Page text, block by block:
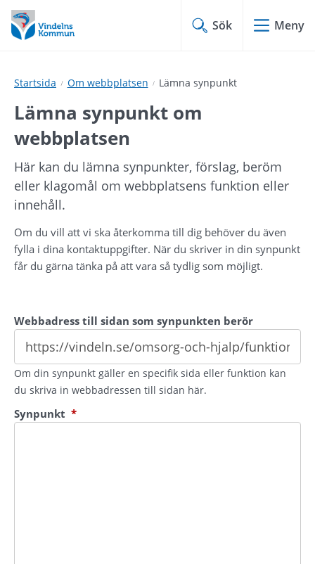
Hoppa
till
innehåll
Hoppa
till
undermeny
Sök Meny
Startsida Om webbplatsen Lämna synpunkt
Lämna synpunkt om
webbplatsen
Här kan du lämna synpunkter, förslag, beröm
eller klagomål om webbplatsens funktion eller
innehåll.
Om du vill att vi ska återkomma till dig behöver du även
fylla i dina kontaktuppgifter. När du skriver in din synpunkt
får du gärna tänka på att vara så tydlig som möjligt.
Webbadress till sidan som synpunkten berör
Om din synpunkt gäller en specifik sida eller funktion kan
du skriva in webbadressen till sidan här.
Synpunkt *(obligatorisk)